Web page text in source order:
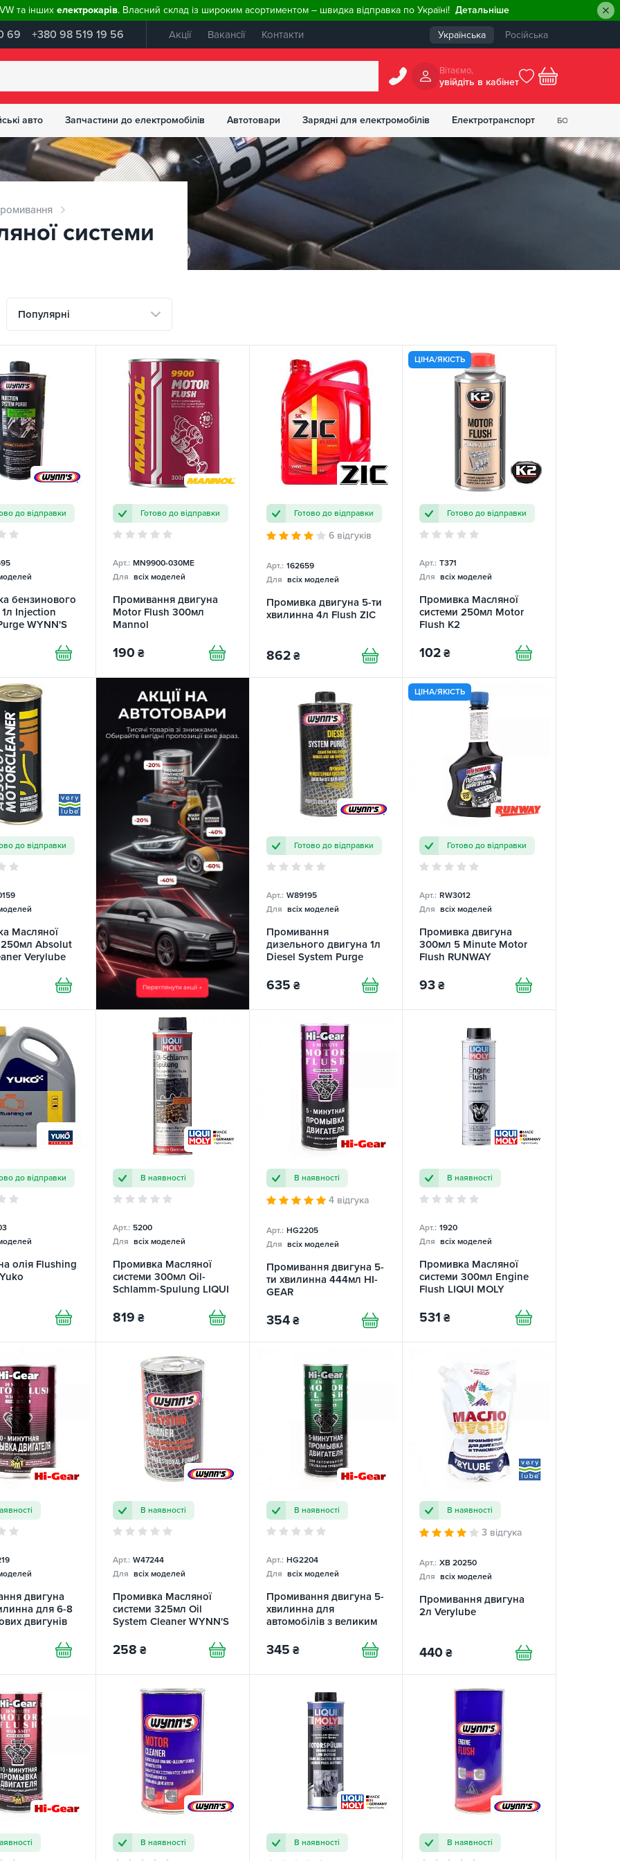
та інших електрокарів. Власний склад із широким асортиментом – швидка відправка по Україні! Детальніше
69 +380 98 519 19 56 Акції Вакансії Контакти Українська Російська
Вiтаємо,
увiйдiть в кабiнет
БОНУСІВ
авто Запчастини до електромобілів Автотовари Зарядні для електромобілів Електротранспорт
системи
Популярні
до відправки
бензинового
Injection
WYNN'S
Готово до відправки
Арт.: MN9900-030ME
Для всіх моделей
Промивання двигуна
Motor Flush 300мл
Mannol
190 ₴
Готово до відправки
6 відгуків
Арт.: 162659
Для всіх моделей
Промивка двигуна 5-ти
хвилинна 4л Flush ZIC
862 ₴
ЦІНА/ЯКІСТЬ
Готово до відправки
Арт.: T371
Для всіх моделей
Промивка Масляної
системи 250мл Motor
Flush K2
102 ₴
до відправки
Масляної
250мл Absolut
Verylube
Готово до відправки
Арт.: W89195
Для всіх моделей
Промивання
дизельного двигуна 1л
Diesel System Purge
635 ₴
ЦІНА/ЯКІСТЬ
Готово до відправки
Арт.: RW3012
Для всіх моделей
Промивка двигуна
300мл 5 Minute Motor
Flush RUNWAY
93 ₴
до відправки
олія Flushing
В наявності
Арт.: 5200
Для всіх моделей
Промивка Масляної
системи 300мл Oil-
Schlamm-Spulung LIQUI
819 ₴
В наявності
4 відгука
Арт.: HG2205
Для всіх моделей
Промивання двигуна 5-
ти хвилинна 444мл HI-
GEAR
354 ₴
В наявності
Арт.: 1920
Для всіх моделей
Промивка Масляної
системи 300мл Engine
Flush LIQUI MOLY
531 ₴
двигуна
для 6-8
двигунів
4-
В наявності
Арт.: W47244
Для всіх моделей
Промивка Масляної
системи 325мл Oil
System Cleaner WYNN'S
258 ₴
В наявності
Арт.: HG2204
Для всіх моделей
Промивання двигуна 5-
хвилинна для
автомобілів з великим
GEAR
345 ₴
В наявності
3 відгука
Арт.: XB 20250
Для всіх моделей
Промивання двигуна
2л Verylube
440 ₴
В наявності В наявності В наявності